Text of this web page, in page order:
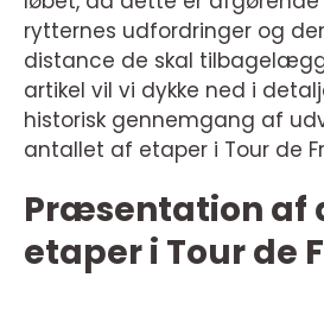
rytternes udfordringer og
distance de skal
artikel vil vi dykke ned i
historisk gennemgang af
antallet af etaper i Tour de
Præsentation af
etaper i Tour de